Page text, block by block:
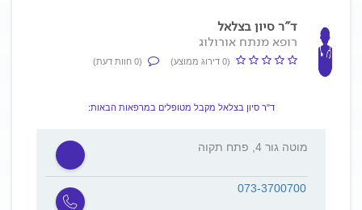
ד"ר סיון בצלאל
רופא מנתח אורולוג
(0 דירוג ממוצע) (0 חוות דעת)
ד"ר סיון בצלאל מקבל מטופלים במרפאות הבאות:
מוטה גור 4, פתח תקוה
073-3700700